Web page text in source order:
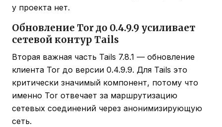
у проекта нет.
Обновление Tor до 0.4.9.9 усиливает
сетевой контур Tails
Вторая важная часть Tails 7.8.1 — обновление
клиента Tor до версии 0.4.9.9. Для Tails это
критически значимый компонент, потому что
именно Tor отвечает за маршрутизацию
сетевых соединений через анонимизирующую
сеть.